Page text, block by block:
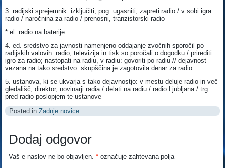
3. radijski sprejemnik: izključiti, pog. ugasniti, zapreti radio / v sobi igra
radio / naročnina za radio / prenosni, tranzistorski radio
* el. radio na baterije
4. ed. sredstvo za javnosti namenjeno oddajanje zvočnih sporočil po
radijskih valovih: radio, televizija in tisk so poročali o dogodku / prirediti
igro za radio; nastopati na radiu, v radiu: govoriti po radiu // dejavnost
vezana na tako sredstvo: skupščina je zagotovila denar za radio
5. ustanova, ki se ukvarja s tako dejavnostjo: v mestu deluje radio in več
gledališč; direktor, novinarji radia / delati na radiu / radio Ljubljana / trg
pred radio poslopjem te ustanove
Posted in Zadnje novice
Dodaj odgovor
Vaš e-naslov ne bo objavljen. * označuje zahtevana polja